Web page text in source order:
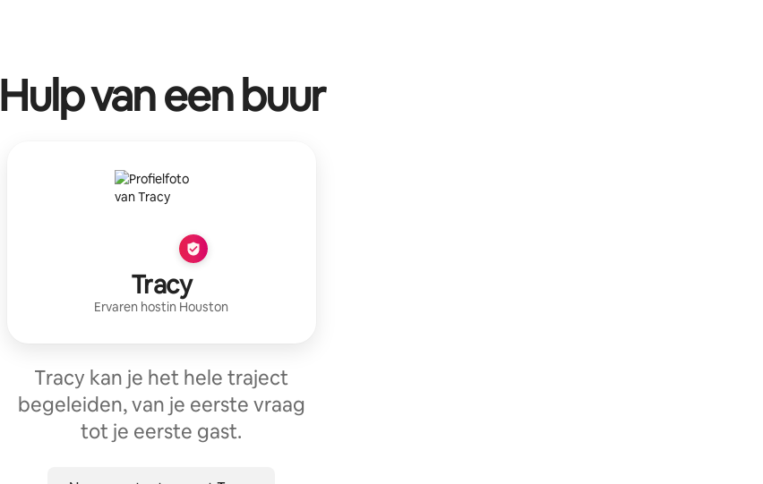
Hulp van een buur
Tracy
Ervaren hostin Houston
Tracy kan je het hele traject
begeleiden, van je eerste vraag
tot je eerste gast.